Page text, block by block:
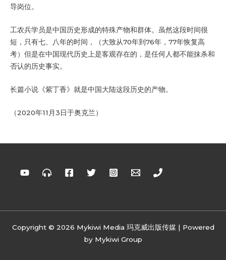
导岗位。
工农兵学员是中国历史形成的特殊产物和群体。虽然这段时间很
短，只有七、八年的时间，（大致从70年到76年，77年恢复高
考）但是在中国现代历史上是客观存在的，是任何人都不能抹杀和
否认的历史事实。
长篇小说《紫丁香》就是中国大陆这段历史的产物。
（2020年11月3日于奥克兰）
Copyright © 2026 Mykiwi Media 玛克威出版传媒 | Powered
by Mykiwi Group